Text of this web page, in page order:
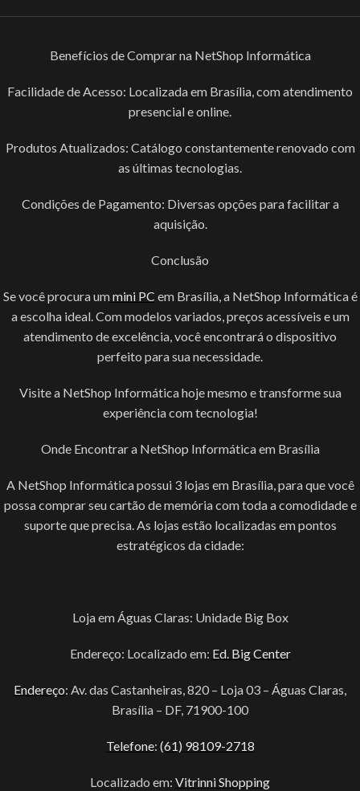
Benefícios de Comprar na NetShop Informática
Facilidade de Acesso: Localizada em Brasília, com atendimento
presencial e online.
Produtos Atualizados: Catálogo constantemente renovado com
as últimas tecnologias.
Condições de Pagamento: Diversas opções para facilitar a
aquisição.
Conclusão
Se você procura ummini PC em Brasília, a NetShop Informática é
a escolha ideal. Com modelos variados, preços acessíveis e um
atendimento de excelência, você encontrará o dispositivo
perfeito para sua necessidade.
Visite a NetShop Informática hoje mesmo e transforme sua
experiência com tecnologia!
Onde Encontrar a NetShop Informática em Brasília
A NetShop Informática possui 3 lojas em Brasília, para que você
possa comprar seu cartão de memória com toda a comodidade e
suporte que precisa. As lojas estão localizadas em pontos
estratégicos da cidade:
Loja em Águas Claras: Unidade Big Box
Endereço: Localizado em: Ed. Big Center
Endereço: Av. das Castanheiras, 820 – Loja 03 – Águas Claras,
Brasília – DF, 71900-100
Telefone: (61) 98109-2718
Localizado em: Vitrinni Shopping